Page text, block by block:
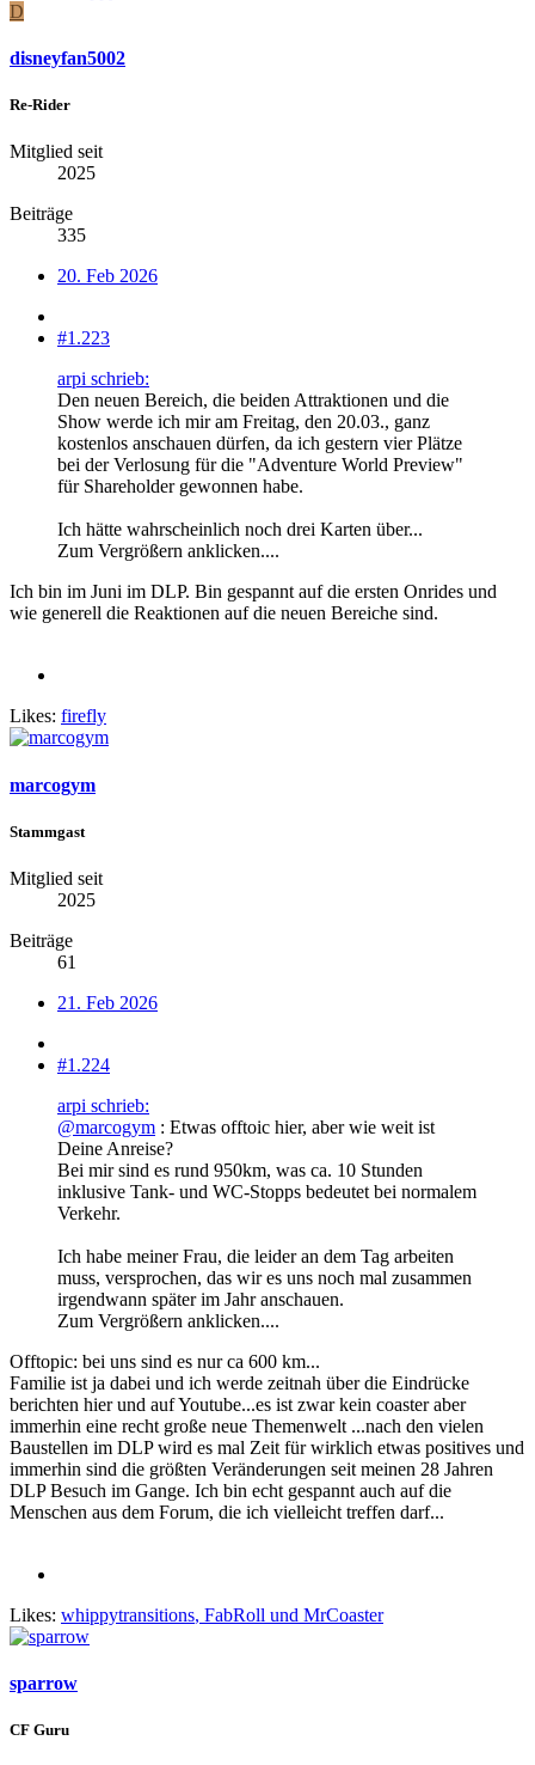
D
disneyfan5002
Re-Rider
Mitglied seit
2025
Beiträge
335
20. Feb 2026
#1.223
arpi schrieb:
Den neuen Bereich, die beiden Attraktionen und die
Show werde ich mir am Freitag, den 20.03., ganz
kostenlos anschauen dürfen, da ich gestern vier Plätze
bei der Verlosung für die "Adventure World Preview"
für Shareholder gewonnen habe.
Ich hätte wahrscheinlich noch drei Karten über...
Zum Vergrößern anklicken....
Ich bin im Juni im DLP. Bin gespannt auf die ersten Onrides und
wie generell die Reaktionen auf die neuen Bereiche sind.
Likes: firefly
marcogym
Stammgast
Mitglied seit
2025
Beiträge
61
21. Feb 2026
#1.224
arpi schrieb:
@marcogym : Etwas offtoic hier, aber wie weit ist
Deine Anreise?
Bei mir sind es rund 950km, was ca. 10 Stunden
inklusive Tank- und WC-Stopps bedeutet bei normalem
Verkehr.
Ich habe meiner Frau, die leider an dem Tag arbeiten
muss, versprochen, das wir es uns noch mal zusammen
irgendwann später im Jahr anschauen.
Zum Vergrößern anklicken....
Offtopic: bei uns sind es nur ca 600 km...
Familie ist ja dabei und ich werde zeitnah über die Eindrücke
berichten hier und auf Youtube...es ist zwar kein coaster aber
immerhin eine recht große neue Themenwelt ...nach den vielen
Baustellen im DLP wird es mal Zeit für wirklich etwas positives und
immerhin sind die größten Veränderungen seit meinen 28 Jahren
DLP Besuch im Gange. Ich bin echt gespannt auch auf die
Menschen aus dem Forum, die ich vielleicht treffen darf...
Likes: whippytransitions, FabRoll und MrCoaster
sparrow
CF Guru